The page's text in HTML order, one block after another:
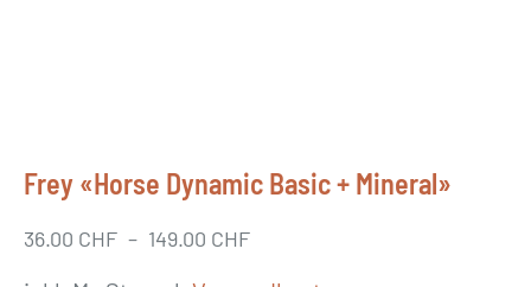
Frey «Horse Dynamic Basic + Mineral»
36.00 CHF – 149.00 CHF